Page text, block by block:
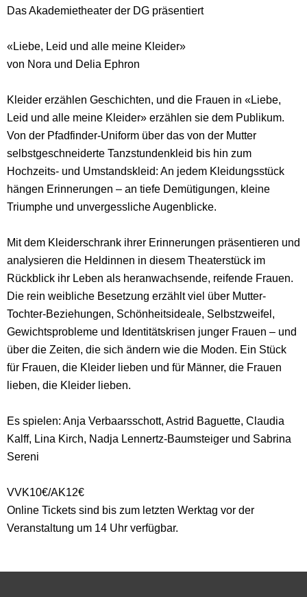
Das Akademietheater der DG präsentiert
«Liebe, Leid und alle meine Kleider»
von Nora und Delia Ephron
Kleider erzählen Geschichten, und die Frauen in «Liebe,
Leid und alle meine Kleider» erzählen sie dem Publikum.
Von der Pfadfinder-Uniform über das von der Mutter
selbstgeschneiderte Tanzstundenkleid bis hin zum
Hochzeits- und Umstandskleid: An jedem Kleidungsstück
hängen Erinnerungen – an tiefe Demütigungen, kleine
Triumphe und unvergessliche Augenblicke.
Mit dem Kleiderschrank ihrer Erinnerungen präsentieren und
analysieren die Heldinnen in diesem Theaterstück im
Rückblick ihr Leben als heranwachsende, reifende Frauen.
Die rein weibliche Besetzung erzählt viel über Mutter-
Tochter-Beziehungen, Schönheitsideale, Selbstzweifel,
Gewichtsprobleme und Identitätskrisen junger Frauen – und
über die Zeiten, die sich ändern wie die Moden. Ein Stück
für Frauen, die Kleider lieben und für Männer, die Frauen
lieben, die Kleider lieben.
Es spielen: Anja Verbaarsschott, Astrid Baguette, Claudia
Kalff, Lina Kirch, Nadja Lennertz-Baumsteiger und Sabrina
Sereni
VVK10€/AK12€
Online Tickets sind bis zum letzten Werktag vor der
Veranstaltung um 14 Uhr verfügbar.